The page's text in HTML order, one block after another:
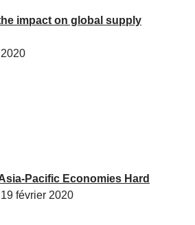
impact on global supply
Pacific Economies Hard
février 2020